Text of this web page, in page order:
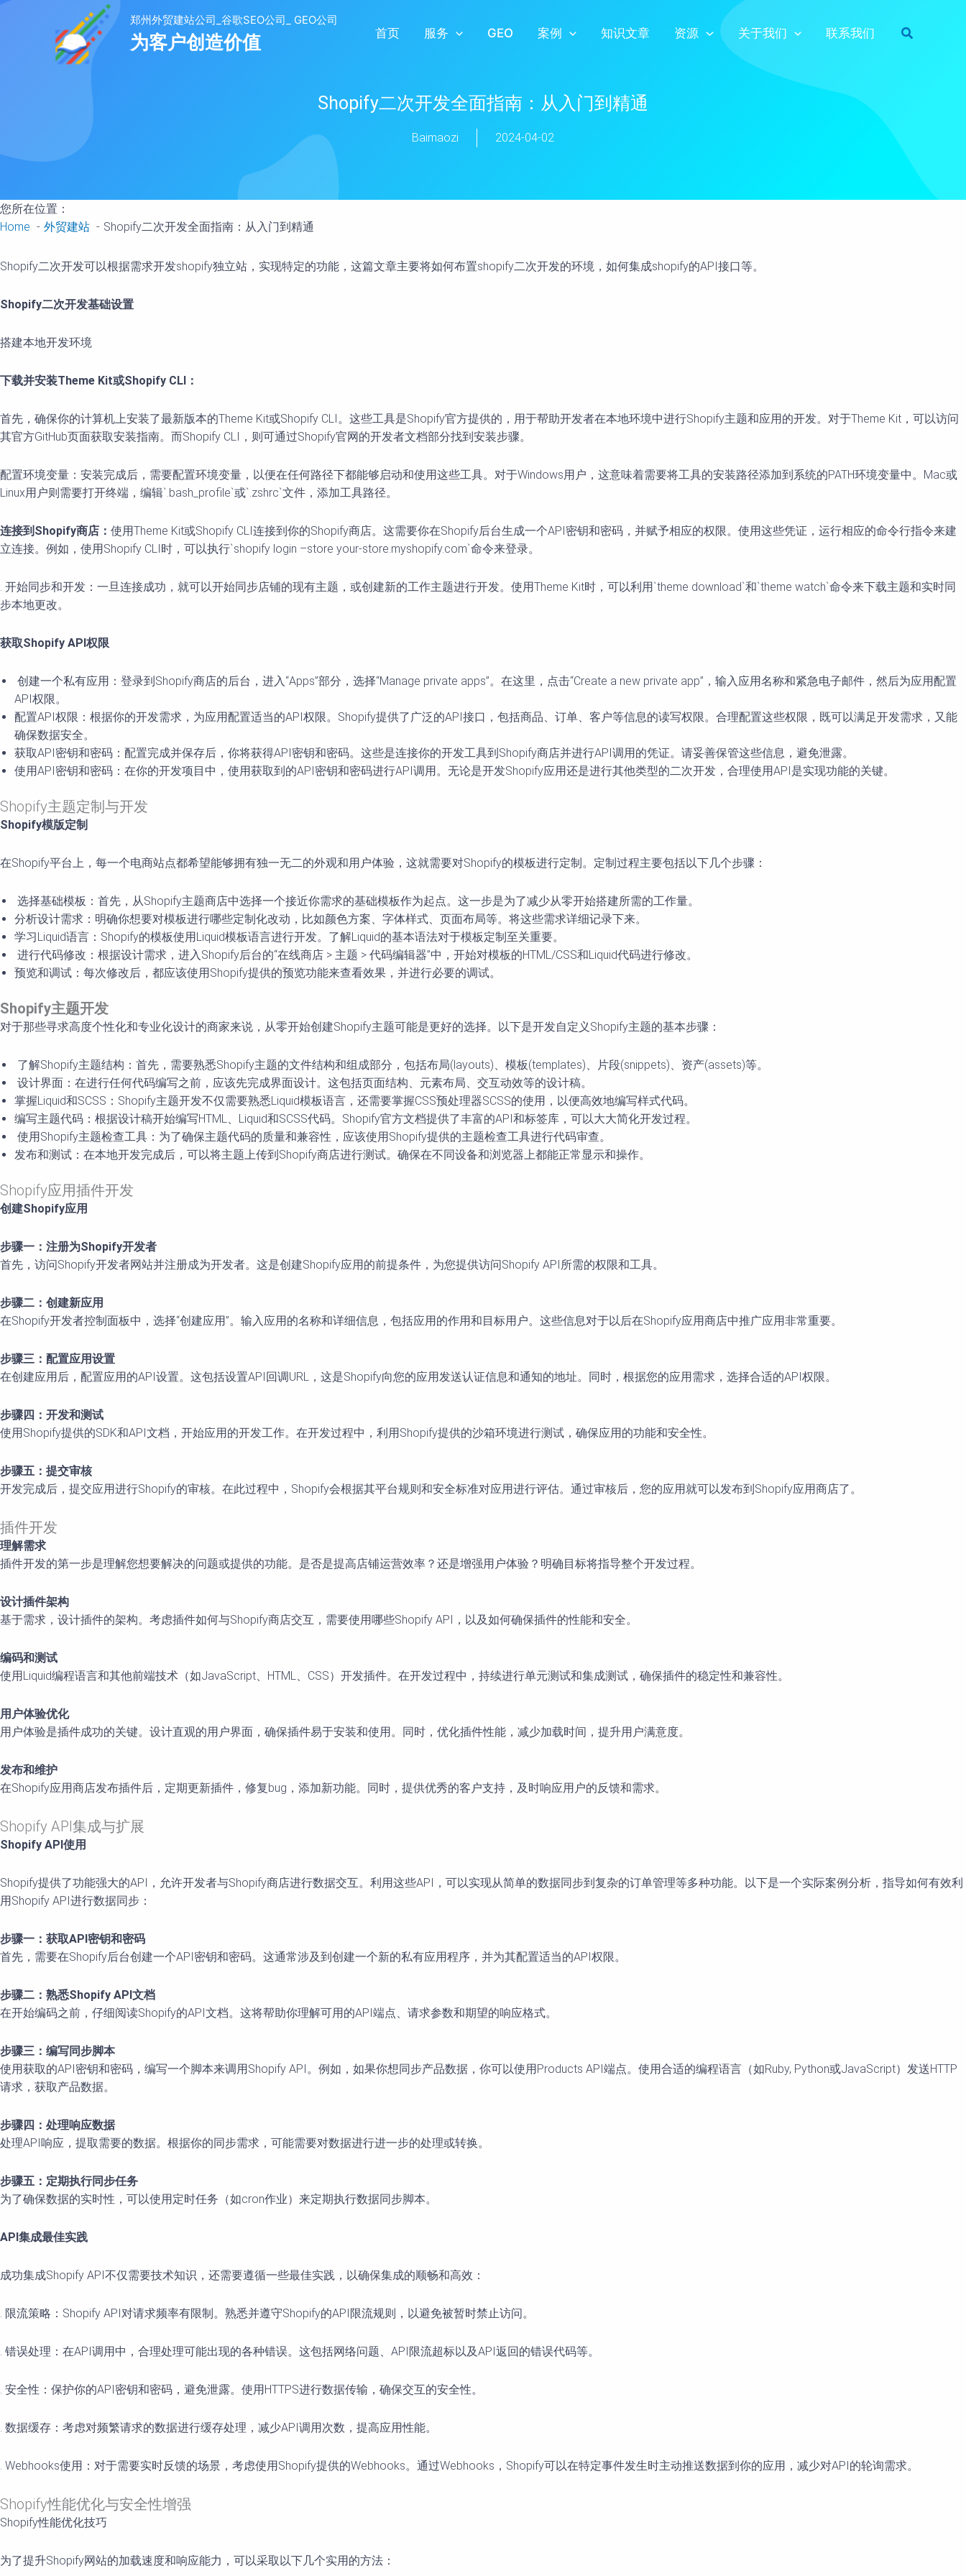
首页 服务 GEO 案例 知识文章 资源 关于我们 联系我们 Search
Shopify二次开发全面指南：从入门到精通
Baimaozi 2024-04-02
您所在位置：
Home
外贸建站 Shopify二次开发全面指南：从入门到精通
Shopify二次开发可以根据需求开发shopify独立站，实现特定的功能，这篇文章主要将如何布置shopify二次开发的环境，如何集成shopify的API接口等。
Shopify二次开发基础设置
搭建本地开发环境
下载并安装Theme Kit或Shopify CLI：
首先，确保你的计算机上安装了最新版本的Theme Kit或Shopify CLI。这些工具是Shopify官方提供的，用于帮助开发者在本地环境中进行Shopify主题和应用的开发。对于Theme Kit，可以访问
其官方GitHub页面获取安装指南。而Shopify CLI，则可通过Shopify官网的开发者文档部分找到安装步骤。
配置环境变量：安装完成后，需要配置环境变量，以便在任何路径下都能够启动和使用这些工具。对于Windows用户，这意味着需要将工具的安装路径添加到系统的PATH环境变量中。Mac或
Linux用户则需要打开终端，编辑`.bash_profile`或`.zshrc`文件，添加工具路径。
连接到Shopify商店： 使用Theme Kit或Shopify CLI连接到你的Shopify商店。这需要你在Shopify后台生成一个API密钥和密码，并赋予相应的权限。使用这些凭证，运行相应的命令行指令来建
立连接。例如，使用Shopify CLI时，可以执行`shopify login –store your-store.myshopify.com`命令来登录。
. 开始同步和开发：一旦连接成功，就可以开始同步店铺的现有主题，或创建新的工作主题进行开发。使用Theme Kit时，可以利用`theme download`和`theme watch`命令来下载主题和实时同
步本地更改。
获取Shopify API权限
创建一个私有应用：登录到Shopify商店的后台，进入“Apps”部分，选择“Manage private apps”。在这里，点击“Create a new private app”，输入应用名称和紧急电子邮件，然后为应用配置
API权限。
配置API权限：根据你的开发需求，为应用配置适当的API权限。Shopify提供了广泛的API接口，包括商品、订单、客户等信息的读写权限。合理配置这些权限，既可以满足开发需求，又能
确保数据安全。
获取API密钥和密码：配置完成并保存后，你将获得API密钥和密码。这些是连接你的开发工具到Shopify商店并进行API调用的凭证。请妥善保管这些信息，避免泄露。
使用API密钥和密码：在你的开发项目中，使用获取到的API密钥和密码进行API调用。无论是开发Shopify应用还是进行其他类型的二次开发，合理使用API是实现功能的关键。
Shopify主题定制与开发
Shopify模版定制
在Shopify平台上，每一个电商站点都希望能够拥有独一无二的外观和用户体验，这就需要对Shopify的模板进行定制。定制过程主要包括以下几个步骤：
选择基础模板：首先，从Shopify主题商店中选择一个接近你需求的基础模板作为起点。这一步是为了减少从零开始搭建所需的工作量。
分析设计需求：明确你想要对模板进行哪些定制化改动，比如颜色方案、字体样式、页面布局等。将这些需求详细记录下来。
学习Liquid语言：Shopify的模板使用Liquid模板语言进行开发。了解Liquid的基本语法对于模板定制至关重要。
进行代码修改：根据设计需求，进入Shopify后台的“在线商店 > 主题 > 代码编辑器”中，开始对模板的HTML/CSS和Liquid代码进行修改。
预览和调试：每次修改后，都应该使用Shopify提供的预览功能来查看效果，并进行必要的调试。
Shopify主题开发
对于那些寻求高度个性化和专业化设计的商家来说，从零开始创建Shopify主题可能是更好的选择。以下是开发自定义Shopify主题的基本步骤：
了解Shopify主题结构：首先，需要熟悉Shopify主题的文件结构和组成部分，包括布局(layouts)、模板(templates)、片段(snippets)、资产(assets)等。
设计界面：在进行任何代码编写之前，应该先完成界面设计。这包括页面结构、元素布局、交互动效等的设计稿。
掌握Liquid和SCSS：Shopify主题开发不仅需要熟悉Liquid模板语言，还需要掌握CSS预处理器SCSS的使用，以便高效地编写样式代码。
编写主题代码：根据设计稿开始编写HTML、Liquid和SCSS代码。Shopify官方文档提供了丰富的API和标签库，可以大大简化开发过程。
使用Shopify主题检查工具：为了确保主题代码的质量和兼容性，应该使用Shopify提供的主题检查工具进行代码审查。
发布和测试：在本地开发完成后，可以将主题上传到Shopify商店进行测试。确保在不同设备和浏览器上都能正常显示和操作。
Shopify应用插件开发
创建Shopify应用
步骤一：注册为Shopify开发者
首先，访问Shopify开发者网站并注册成为开发者。这是创建Shopify应用的前提条件，为您提供访问Shopify API所需的权限和工具。
步骤二：创建新应用
在Shopify开发者控制面板中，选择“创建应用”。输入应用的名称和详细信息，包括应用的作用和目标用户。这些信息对于以后在Shopify应用商店中推广应用非常重要。
步骤三：配置应用设置
在创建应用后，配置应用的API设置。这包括设置API回调URL，这是Shopify向您的应用发送认证信息和通知的地址。同时，根据您的应用需求，选择合适的API权限。
步骤四：开发和测试
使用Shopify提供的SDK和API文档，开始应用的开发工作。在开发过程中，利用Shopify提供的沙箱环境进行测试，确保应用的功能和安全性。
步骤五：提交审核
开发完成后，提交应用进行Shopify的审核。在此过程中，Shopify会根据其平台规则和安全标准对应用进行评估。通过审核后，您的应用就可以发布到Shopify应用商店了。
插件开发
理解需求
插件开发的第一步是理解您想要解决的问题或提供的功能。是否是提高店铺运营效率？还是增强用户体验？明确目标将指导整个开发过程。
设计插件架构
基于需求，设计插件的架构。考虑插件如何与Shopify商店交互，需要使用哪些Shopify API，以及如何确保插件的性能和安全。
编码和测试
使用Liquid编程语言和其他前端技术（如JavaScript、HTML、CSS）开发插件。在开发过程中，持续进行单元测试和集成测试，确保插件的稳定性和兼容性。
用户体验优化
用户体验是插件成功的关键。设计直观的用户界面，确保插件易于安装和使用。同时，优化插件性能，减少加载时间，提升用户满意度。
发布和维护
在Shopify应用商店发布插件后，定期更新插件，修复bug，添加新功能。同时，提供优秀的客户支持，及时响应用户的反馈和需求。
Shopify API集成与扩展
Shopify API使用
Shopify提供了功能强大的API，允许开发者与Shopify商店进行数据交互。利用这些API，可以实现从简单的数据同步到复杂的订单管理等多种功能。以下是一个实际案例分析，指导如何有效利
用Shopify API进行数据同步：
步骤一：获取API密钥和密码
首先，需要在Shopify后台创建一个API密钥和密码。这通常涉及到创建一个新的私有应用程序，并为其配置适当的API权限。
步骤二：熟悉Shopify API文档
在开始编码之前，仔细阅读Shopify的API文档。这将帮助你理解可用的API端点、请求参数和期望的响应格式。
步骤三：编写同步脚本
使用获取的API密钥和密码，编写一个脚本来调用Shopify API。例如，如果你想同步产品数据，你可以使用Products API端点。使用合适的编程语言（如Ruby, Python或JavaScript）发送HTTP
请求，获取产品数据。
步骤四：处理响应数据
处理API响应，提取需要的数据。根据你的同步需求，可能需要对数据进行进一步的处理或转换。
步骤五：定期执行同步任务
为了确保数据的实时性，可以使用定时任务（如cron作业）来定期执行数据同步脚本。
API集成最佳实践
成功集成Shopify API不仅需要技术知识，还需要遵循一些最佳实践，以确保集成的顺畅和高效：
. 限流策略：Shopify API对请求频率有限制。熟悉并遵守Shopify的API限流规则，以避免被暂时禁止访问。
. 错误处理：在API调用中，合理处理可能出现的各种错误。这包括网络问题、API限流超标以及API返回的错误代码等。
. 安全性：保护你的API密钥和密码，避免泄露。使用HTTPS进行数据传输，确保交互的安全性。
. 数据缓存：考虑对频繁请求的数据进行缓存处理，减少API调用次数，提高应用性能。
. Webhooks使用：对于需要实时反馈的场景，考虑使用Shopify提供的Webhooks。通过Webhooks，Shopify可以在特定事件发生时主动推送数据到你的应用，减少对API的轮询需求。
Shopify性能优化与安全性增强
Shopify性能优化技巧
为了提升Shopify网站的加载速度和响应能力，可以采取以下几个实用的方法：